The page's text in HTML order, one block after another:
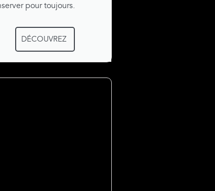
pour toujours.
DÉCOUVREZ